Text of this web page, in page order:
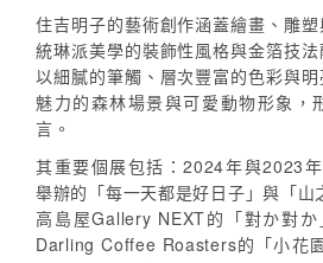
住吉明子的藝術創作涵蓋繪畫、雕
統琳派美學的裝飾性風格與金箔技
以細膩的筆觸、層次豐富的色彩與
魅力的森林場景與可愛動物形象，
言。
其重要個展包括：2024年與2023
舉辦的「每一天都是好日子」與「
高島屋Gallery NEXT的「對か對
Darling Coffee Roasters的「小花